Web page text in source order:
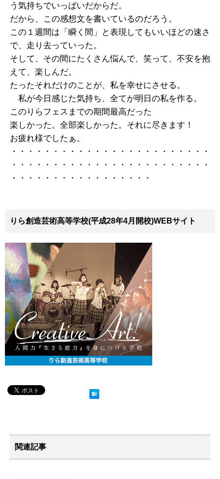
う気持ちでいっぱいだからだ。
だから、この感想文を書いているのだろう。
この１週間は「瞬く間」と表現してもいいほどの速さ
で、走り去っていった。
そして、その間にたくさん悩んで、笑って、不安を抱
えて、楽しんだ。
たったそれだけのことが、私を幸せにさせる。
私が今日感じた気持ち、全てが明日の私を作る。
このりらフェスまでの期間最高だった
楽しかった。全部楽しかった。それに尽きます！
お疲れ様でしたぁ。
・・・・・・・・・・・・・・・・・・・・・・・・
・・・・・・・・・・・・・・・・・・・・・・・・
・・・・・・・・・・・・・・・・・
りら創造芸術高等学校(平成28年4月開校)WEBサイト
関連記事